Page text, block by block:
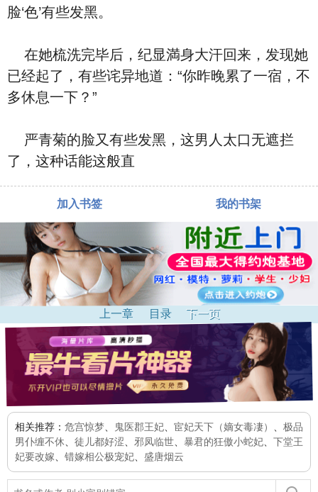
脸‘⾊’有些发黑。
在她梳洗完毕后，纪显満⾝大汗回来，‮现发‬她‮
经已‬起了，有些诧异地道：“你昨晚累了一宿，不
多休息‮下一‬？”
严青菊的脸又有些发黑，这‮人男‬太口无遮拦
了，这种话能这般直
加入书签 我的书架
上一章 目录 下一页
相关推荐： 危宫惊梦 鬼医郡王妃 宦妃天下（嫡女毒凄）
极品
男仆缠不休
徒儿都好涩 邪凤临世 暴君的狂傲小蛇妃
下堂王
妃要改嫁
错嫁相公极宠妃 盛唐烟云